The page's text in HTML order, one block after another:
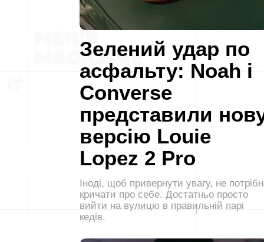
Зелений удар по
асфальту: Noah і
Converse
представили
версію Louie
Lopez 2 Pro
Іноді, щоб привернути увагу, не
кричати про себе. Достатньо просто
вийти на вулицю в правильній парі
кедів.